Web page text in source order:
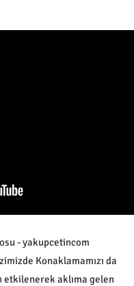
- yakupcetincom
Konaklamamızı da
etkilenerek aklıma gelen